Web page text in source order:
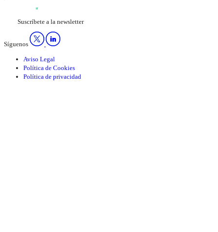
Suscríbete a la newsletter
Síguenos
Aviso Legal
Política de Cookies
Política de privacidad